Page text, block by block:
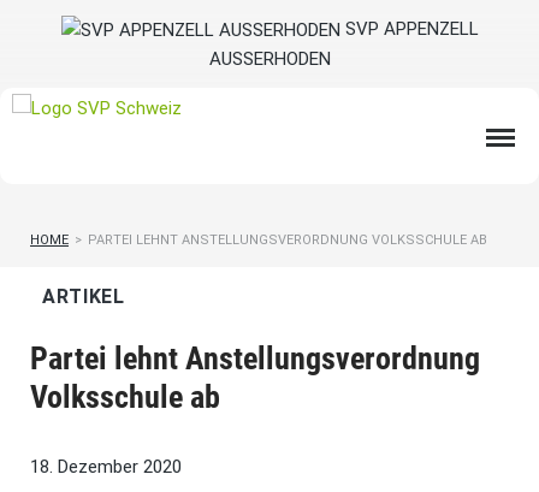
SVP APPENZELL
AUSSERHODEN
HOME > PARTEI LEHNT ANSTELLUNGSVERORDNUNG VOLKSSCHULE AB
ARTIKEL
Partei lehnt Anstellungsverordnung
Volksschule ab
18. Dezember 2020